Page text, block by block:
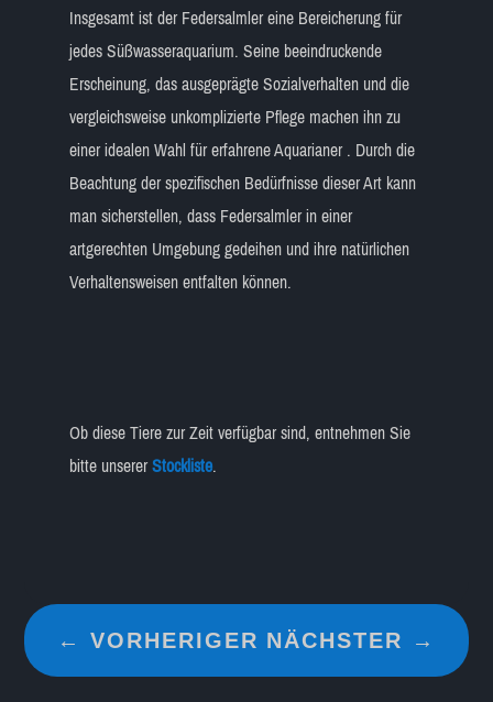
Insgesamt ist der Federsalmler eine Bereicherung für
jedes Süßwasseraquarium. Seine beeindruckende
Erscheinung, das ausgeprägte Sozialverhalten und die
vergleichsweise unkomplizierte Pflege machen ihn zu
einer idealen Wahl für erfahrene Aquarianer . Durch die
Beachtung der spezifischen Bedürfnisse dieser Art kann
man sicherstellen, dass Federsalmler in einer
artgerechten Umgebung gedeihen und ihre natürlichen
Verhaltensweisen entfalten können.
Ob diese Tiere zur Zeit verfügbar sind, entnehmen Sie
bitte unsererStockliste.
←VORHERIGER NÄCHSTER →